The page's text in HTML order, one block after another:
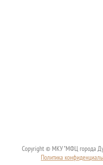
Copyright © МКУ "МФЦ города
Политика